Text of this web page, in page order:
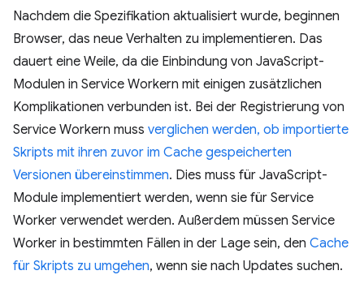
Nachdem die Spezifikation aktualisiert wurde, beginnen
Browser, das neue Verhalten zu implementieren. Das
dauert eine Weile, da die Einbindung von JavaScript-
Modulen in Service Workern mit einigen zusätzlichen
Komplikationen verbunden ist. Bei der Registrierung von
Service Workern muss verglichen werden, ob importierte
Skripts mit ihren zuvor im Cache gespeicherten
Versionen übereinstimmen. Dies muss für JavaScript-
Module implementiert werden, wenn sie für Service
Worker verwendet werden. Außerdem müssen Service
Worker in bestimmten Fällen in der Lage sein, den Cache
für Skripts zu umgehen, wenn sie nach Updates suchen.